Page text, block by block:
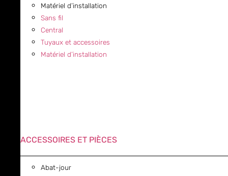
Matériel d’installation
Sans fil
Central
Tuyaux et accessoires
Matériel d’installation
ACCESSOIRES ET PIÈCES
Abat-jour